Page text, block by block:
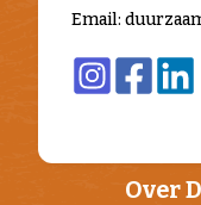
Over
Email: